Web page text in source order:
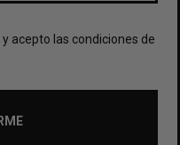
acepto las condiciones de